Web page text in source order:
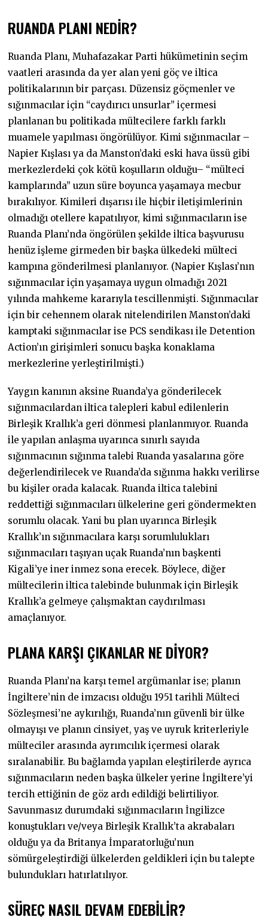
RUANDA PLANI NEDİR?
Ruanda Planı, Muhafazakar Parti hükümetinin seçim
vaatleri arasında da yer alan yeni göç ve iltica
politikalarının bir parçası. Düzensiz göçmenler ve
sığınmacılar için “caydırıcı unsurlar” içermesi
planlanan bu politikada mültecilere farklı farklı
muamele yapılması öngörülüyor. Kimi sığınmacılar –
Napier Kışlası ya da Manston’daki eski hava üssü gibi
merkezlerdeki çok kötü koşulların olduğu– “mülteci
kamplarında” uzun süre boyunca yaşamaya mecbur
bırakılıyor. Kimileri dışarısı ile hiçbir iletişimlerinin
olmadığı otellere kapatılıyor, kimi sığınmacıların ise
Ruanda Planı’nda öngörülen şekilde iltica başvurusu
henüz işleme girmeden bir başka ülkedeki mülteci
kampına gönderilmesi planlanıyor. (Napier Kışlası’nın
sığınmacılar için yaşamaya uygun olmadığı 2021
yılında mahkeme kararıyla tescillenmişti. Sığınmacılar
için bir cehennem olarak nitelendirilen Manston’daki
kamptaki sığınmacılar ise PCS sendikası ile Detention
Action’ın girişimleri sonucu başka konaklama
merkezlerine yerleştirilmişti.)
Yaygın kanının aksine Ruanda’ya gönderilecek
sığınmacılardan iltica talepleri kabul edilenlerin
Birleşik Krallık’a geri dönmesi planlanmıyor. Ruanda
ile yapılan anlaşma uyarınca sınırlı sayıda
sığınmacının sığınma talebi Ruanda yasalarına göre
değerlendirilecek ve Ruanda’da sığınma hakkı verilirse
bu kişiler orada kalacak. Ruanda iltica talebini
reddettiği sığınmacıları ülkelerine geri göndermekten
sorumlu olacak. Yani bu plan uyarınca Birleşik
Krallık’ın sığınmacılara karşı sorumlulukları
sığınmacıları taşıyan uçak Ruanda’nın başkenti
Kigali’ye iner inmez sona erecek. Böylece, diğer
mültecilerin iltica talebinde bulunmak için Birleşik
Krallık’a gelmeye çalışmaktan caydırılması
amaçlanıyor.
PLANA KARŞI ÇIKANLAR NE DİYOR?
Ruanda Planı’na karşı temel argümanlar ise; planın
İngiltere’nin de imzacısı olduğu 1951 tarihli Mülteci
Sözleşmesi’ne aykırılığı, Ruanda’nın güvenli bir ülke
olmayışı ve planın cinsiyet, yaş ve uyruk kriterleriyle
mülteciler arasında ayrımcılık içermesi olarak
sıralanabilir. Bu bağlamda yapılan eleştirilerde ayrıca
sığınmacıların neden başka ülkeler yerine İngiltere’yi
tercih ettiğinin de göz ardı edildiği belirtiliyor.
Savunmasız durumdaki sığınmacıların İngilizce
konuştukları ve/veya Birleşik Krallık’ta akrabaları
olduğu ya da Britanya İmparatorluğu’nun
sömürgeleştirdiği ülkelerden geldikleri için bu talepte
bulundukları hatırlatılıyor.
SÜREÇ NASIL DEVAM EDEBİLİR?